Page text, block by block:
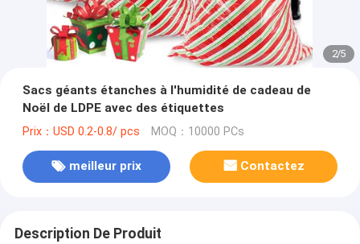
2/5
Sacs géants étanches à l'humidité de cadeau de
Noël de LDPE avec des étiquettes
Prix：USD 0.2-0.8/ pcs MOQ：10000 PCs
meilleur prix Contactez
Description De Produit